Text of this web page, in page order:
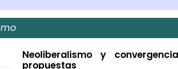
Neoliberalismo y
propuestas